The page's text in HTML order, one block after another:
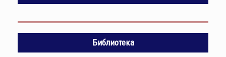
Библиотека